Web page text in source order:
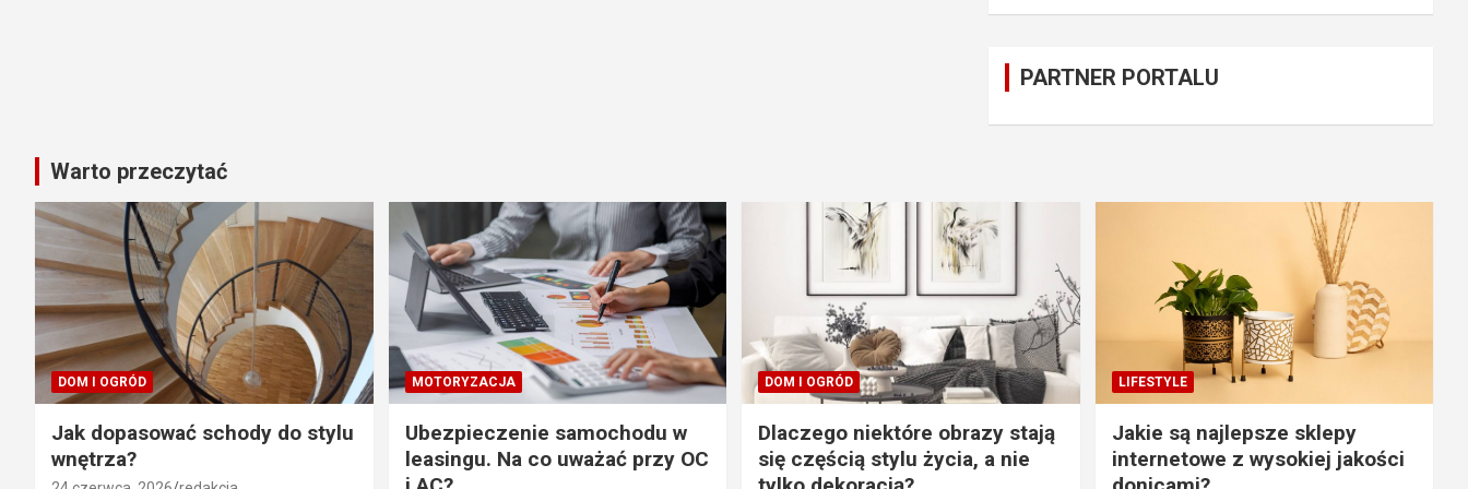
PARTNER PORTALU
Warto przeczytać
DOM I OGRÓD
Jak dopasować schody do stylu
wnętrza?
MOTORYZACJA
Ubezpieczenie samochodu w
leasingu. Na co uważać przy OC
DOM I OGRÓD
Dlaczego niektóre obrazy stają
się częścią stylu życia, a nie
LIFESTYLE
Jakie są najlepsze sklepy
internetowe z wysokiej jakości